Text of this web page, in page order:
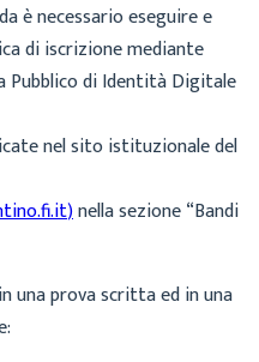
è necessario eseguire e
diiscrizionemediante
Pubblico di Identità Digitale
nel sito istituzionale del
t)nella sezione“Bandi
una prova scrittaed inuna